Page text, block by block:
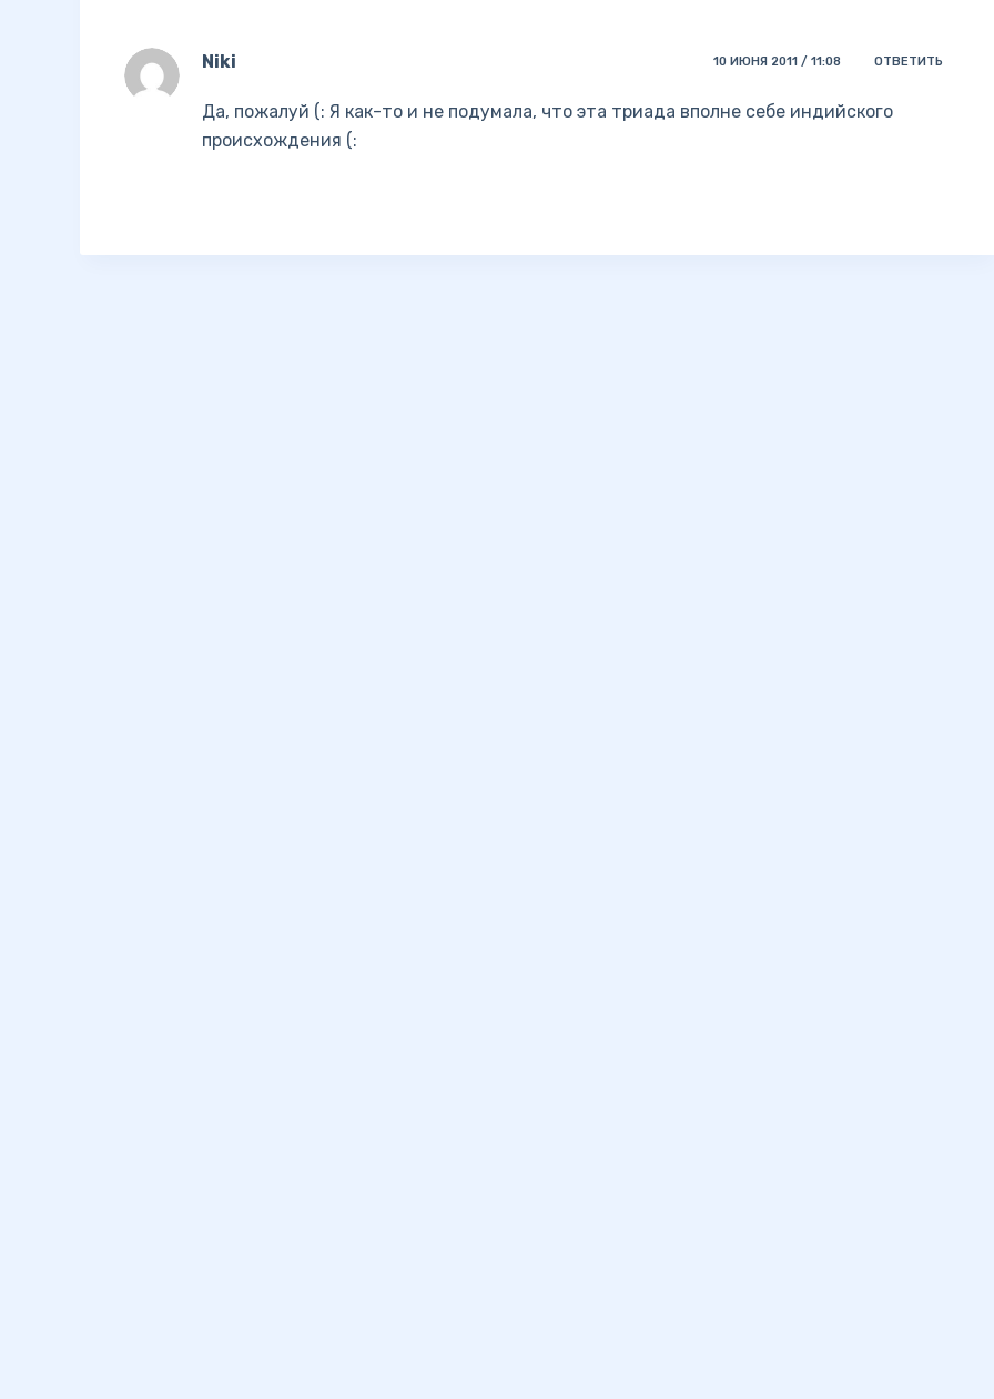
Niki 10 ИЮНЯ 2011 / 11:08 ОТВЕТИТЬ
Да, пожалуй (: Я как-то и не подумала, что эта триада вполне себе индийского
происхождения (: